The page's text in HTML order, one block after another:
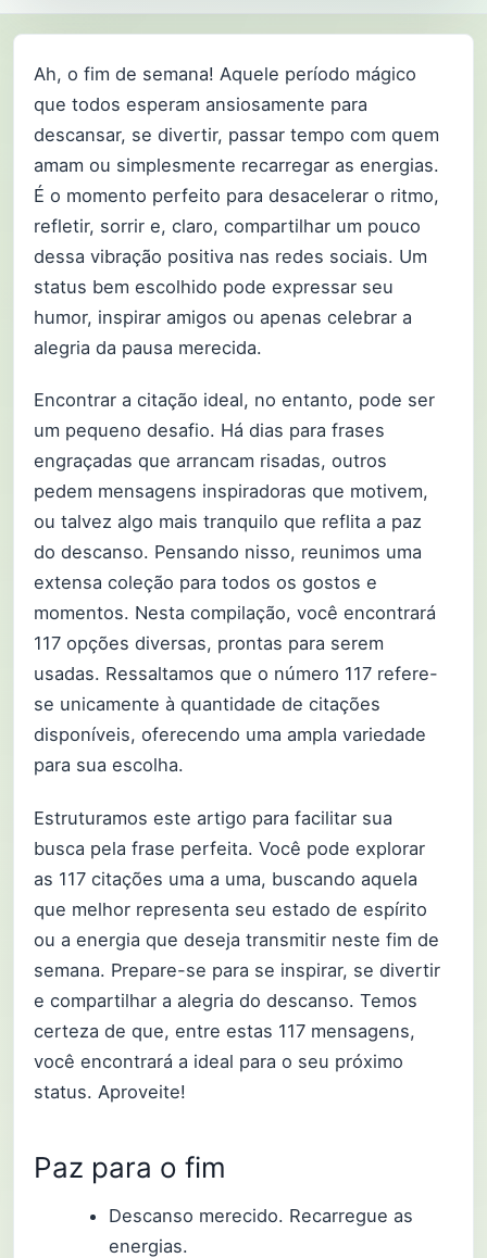
Ah, o fim de semana! Aquele período mágico
que todos esperam ansiosamente para
descansar, se divertir, passar tempo com quem
amam ou simplesmente recarregar as energias.
É o momento perfeito para desacelerar o ritmo,
refletir, sorrir e, claro, compartilhar um pouco
dessa vibração positiva nas redes sociais. Um
status bem escolhido pode expressar seu
humor, inspirar amigos ou apenas celebrar a
alegria da pausa merecida.
Encontrar a citação ideal, no entanto, pode ser
um pequeno desafio. Há dias para frases
engraçadas que arrancam risadas, outros
pedem mensagens inspiradoras que motivem,
ou talvez algo mais tranquilo que reflita a paz
do descanso. Pensando nisso, reunimos uma
extensa coleção para todos os gostos e
momentos. Nesta compilação, você encontrará
117 opções diversas, prontas para serem
usadas. Ressaltamos que o número 117 refere-
se unicamente à quantidade de citações
disponíveis, oferecendo uma ampla variedade
para sua escolha.
Estruturamos este artigo para facilitar sua
busca pela frase perfeita. Você pode explorar
as 117 citações uma a uma, buscando aquela
que melhor representa seu estado de espírito
ou a energia que deseja transmitir neste fim de
semana. Prepare-se para se inspirar, se divertir
e compartilhar a alegria do descanso. Temos
certeza de que, entre estas 117 mensagens,
você encontrará a ideal para o seu próximo
status. Aproveite!
Paz para o fim
Descanso merecido. Recarregue as
energias.